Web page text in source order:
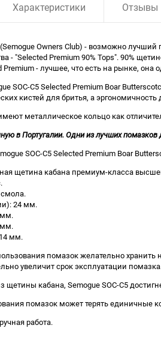
Характеристики Отзывы
(Semogue Owners Club) - возможно
- "Selected Premium 90% Tops". 90%
Premium- лучшее, что есть на рынке,
SOC-C5 Selected Premium Boar
кистей для бритья, а
металлическое кольцо как
в Португалии. Одни из лучших помазков
SOC-C5 Selected Premium Boar
щетина кабана премиум-класса
24 мм.
мм.
помазок желательно хранить
увеличит срок эксплуатации
кабана, Semogue SOC-C5
помазок может терять единичные
работа.